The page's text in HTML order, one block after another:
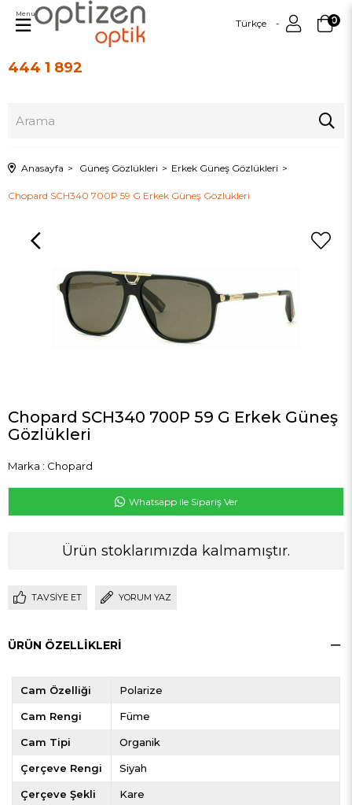
444 1 892
Türkçe 0
Menu
Anasayfa Güneş Gözlükleri Erkek Güneş Gözlükleri
Chopard SCH340 700P 59 G Erkek Güneş Gözlükleri
Chopard SCH340 700P 59 G Erkek Güneş
Gözlükleri
Marka : Chopard
Whatsapp ile Sipariş Ver
Ürün stoklarımızda kalmamıştır.
TAVSIYE ET YORUM YAZ
ÜRÜN ÖZELLIKLERI
Cam Özelliği Polarize
Cam Rengi Füme
Cam Tipi Organik
Çerçeve Rengi Siyah
Çerçeve Şekli Kare